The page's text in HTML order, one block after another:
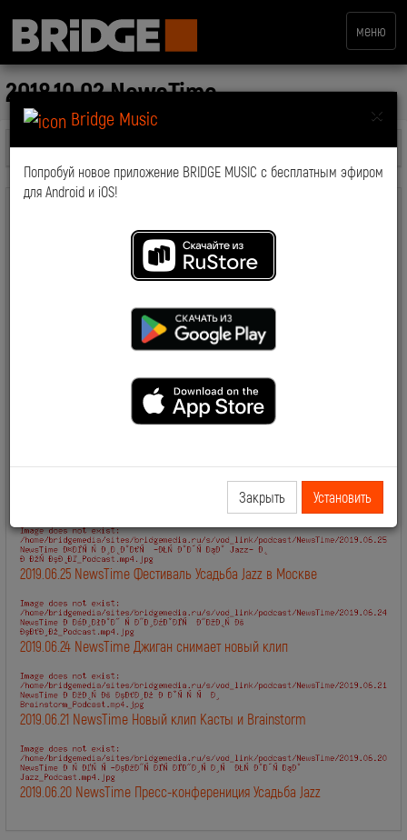
меню
×
Bridge Music
Попробуй новое приложение BRIDGE MUSIC с бесплатным эфиром
для Android и iOS!
Закрыть Установить
2018.10.02 NewsTime
Все передачи
2019.06.28 NewsTime День Рождения Сосо Павлиашвили
2019.06.27 NewsTime Новый клип Филиппа Киркорова
2019.06.25 NewsTime Фестиваль Усадьба Jazz в Москве
2019.06.24 NewsTime Джиган снимает новый клип
2019.06.21 NewsTime Новый клип Касты и Brainstorm
2019.06.20 NewsTime Пресс-конферениция Усадьба Jazz